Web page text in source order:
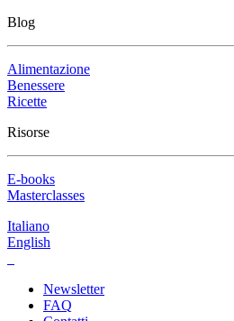
Blog
Alimentazione
Benessere
Ricette
Risorse
E-books
Masterclasses
Italiano
English
Newsletter
FAQ